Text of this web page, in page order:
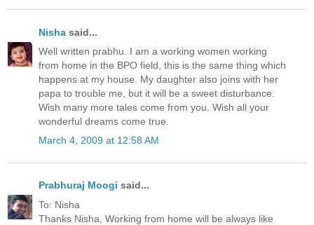
Nisha said...
Well written prabhu. I am a working women working
from home in the BPO field, this is the same thing which
happens at my house. My daughter also joins with her
papa to trouble me, but it will be a sweet disturbance.
Wish many more tales come from you. Wish all your
wonderful dreams come true.
March 4, 2009 at 12:58 AM
Prabhuraj Moogi said...
To: Nisha
Thanks Nisha, Working from home will be always like